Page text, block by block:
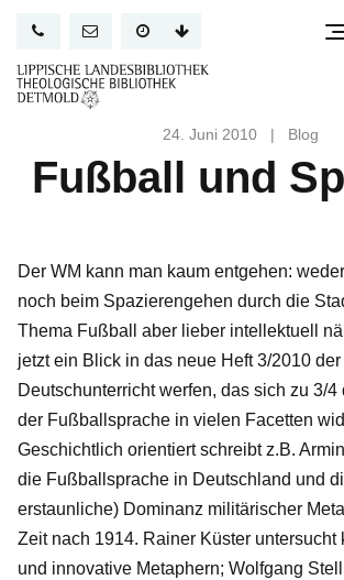
Inhalt
24. Juni 2010 | Blog
Fußball und
Der WM kann man kaum entgehen:
noch beim Spazierengehen durch die
Thema Fußball aber lieber intellektuell
jetzt ein Blick in das neue Heft 3/2010
Deutschunterricht werfen, das sich zu 3/4
der Fußballsprache in vielen Facetten
Geschichtlich orientiert schreibt z.B.
die Fußballsprache in Deutschland und
erstaunliche) Dominanz militärischer
Zeit nach 1914. Rainer Küster untersucht
und innovative Metaphern; Wolfgang